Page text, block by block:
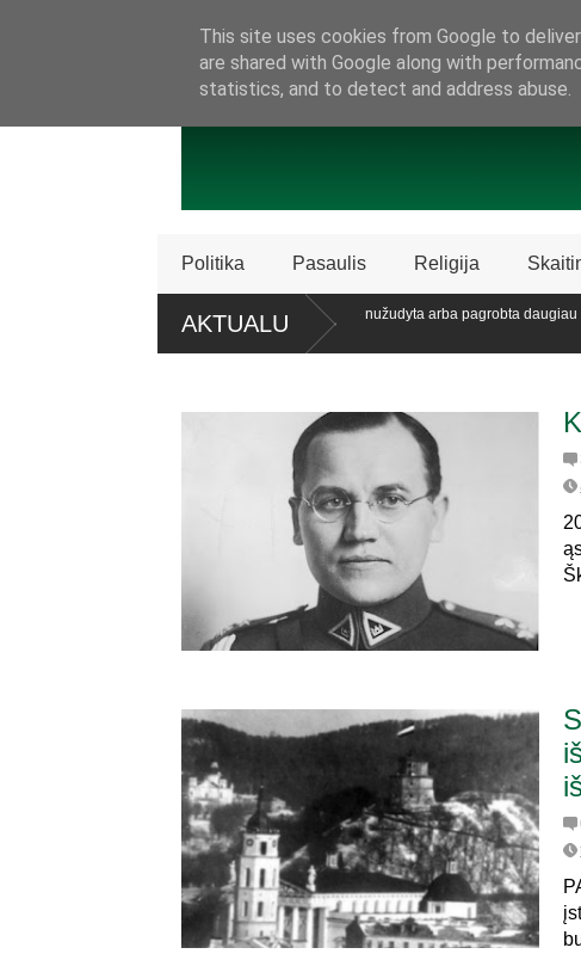
Politika Pasaulis Religija
AKTUALU
Ataskaita: šiemet Nigerijoje nužudyta arba pagrobta daugiau kaip 5
krikščionių
pat. referendumui dėl šeimos apibrėžimo LR
This site uses cookies from Google to
are shared with Google along with
statistics, and to detect and address abuse.